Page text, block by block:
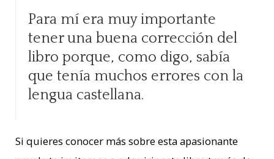
Para mí era muy importante
tener una buena corrección del
libro porque, como digo, sabía
que tenía muchos errores con la
lengua castellana.
Si quieres conocer más sobre esta apasionante